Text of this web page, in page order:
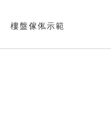
樓盤傢俬示範